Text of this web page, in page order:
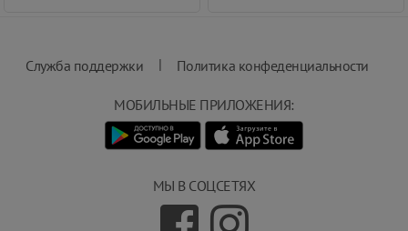
Служба поддержки | Политика конфеденциальности
МЫ В СОЦСЕТЯХ
МОБИЛЬНЫЕ ПРИЛОЖЕНИЯ: